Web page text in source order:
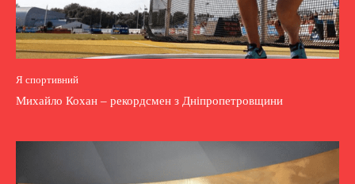
Я спортивний
Михайло Кохан – рекордсмен з Дніпропетровщини